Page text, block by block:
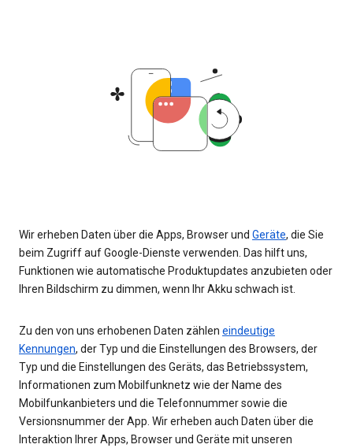
Wir erheben Daten über die Apps, Browser und Geräte, die Sie
beim Zugriff auf Google-Dienste verwenden. Das hilft uns,
Funktionen wie automatische Produktupdates anzubieten oder
Ihren Bildschirm zu dimmen, wenn Ihr Akku schwach ist.
Zu den von uns erhobenen Daten zählen eindeutige
Kennungen, der Typ und die Einstellungen des Browsers, der
Typ und die Einstellungen des Geräts, das Betriebssystem,
Informationen zum Mobilfunknetz wie der Name des
Mobilfunkanbieters und die Telefonnummer sowie die
Versionsnummer der App. Wir erheben auch Daten über die
Interaktion Ihrer Apps, Browser und Geräte mit unseren